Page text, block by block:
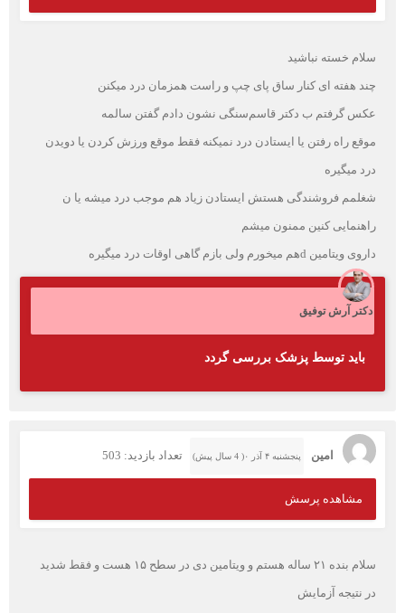
سلام خسته نباشید
چند هفته ای کنار ساق پای چپ و راست همزمان درد میکنن
عکس گرفتم ب دکتر قاسم‌سنگی نشون دادم گفتن سالمه
موقع راه رفتن یا ایستادن درد نمیکنه فقط موقع ورزش کردن یا دویدن
درد میگیره
شغلمم فروشندگی هستش ایستادن زیاد هم موجب درد میشه یا ن
راهنمایی کنین ممنون میشم
داروی ویتامین dهم میخورم ولی بازم گاهی اوقات درد میگیره
دکتر آرش توفیق
باید توسط پزشک بررسی گردد
امین پنجشنبه ۴ آذر ۰( 4 سال پیش) تعداد بازدید: 503
مشاهده پرسش
سلام بنده ۲۱ ساله هستم و ویتامین دی در سطح ۱۵ هست و فقط شدید
در نتیجه آزمایش